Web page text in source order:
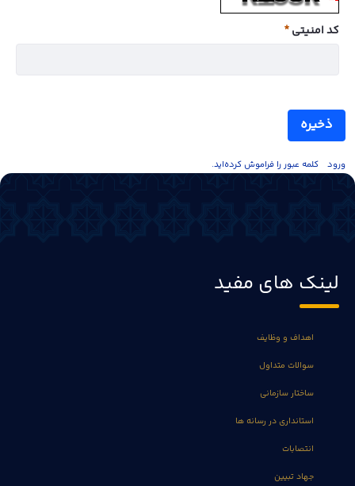
کد امنیتی
ضروری
ذخیره
ورود کلمه عبور را فراموش کرده‌اید.
لینک های مفید
اهداف و وظایف
سوالات متداول
ساختار سازمانی
استانداری در رسانه ها
انتصابات
جهاد تبیین